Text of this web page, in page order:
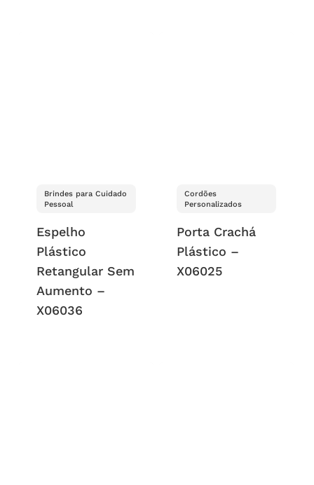
Brindes para Cuidado
Pessoal
Espelho
Plástico
Retangular Sem
Aumento –
X06036
Cordões
Personalizados
Porta Crachá
Plástico –
X06025